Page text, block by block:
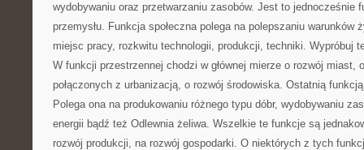
wydobywaniu oraz przetwarzaniu zasobów. Jest to jednocześnie
przemysłu. Funkcja społeczna polega na polepszaniu warunków
miejsc pracy, rozkwitu technologii, produkcji, techniki. Wypróbuj
W funkcji przestrzennej chodzi w głównej mierze o rozwój miast,
połączonych z urbanizacją, o rozwój środowiska. Ostatnią
Polega ona na produkowaniu różnego typu dóbr, wydobywaniu
energii bądź też Odlewnia żeliwa. Wszelkie te funkcje są
rozwój produkcji, na rozwój gospodarki. O niektórych z tych